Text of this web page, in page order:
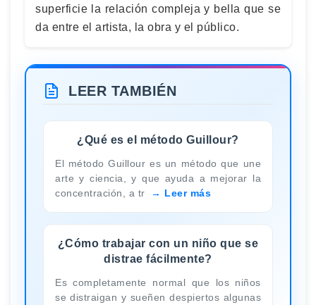
superficie la relación compleja y bella que se
da entre el artista, la obra y el público.
LEER TAMBIÉN
¿Qué es el método Guillour?
El método Guillour es un método que une
arte y ciencia, y que ayuda a mejorar la
concentración, a tr
Leer más
¿Cómo trabajar con un niño que se
distrae fácilmente?
Es completamente normal que los niños
se distraigan y sueñen despiertos algunas